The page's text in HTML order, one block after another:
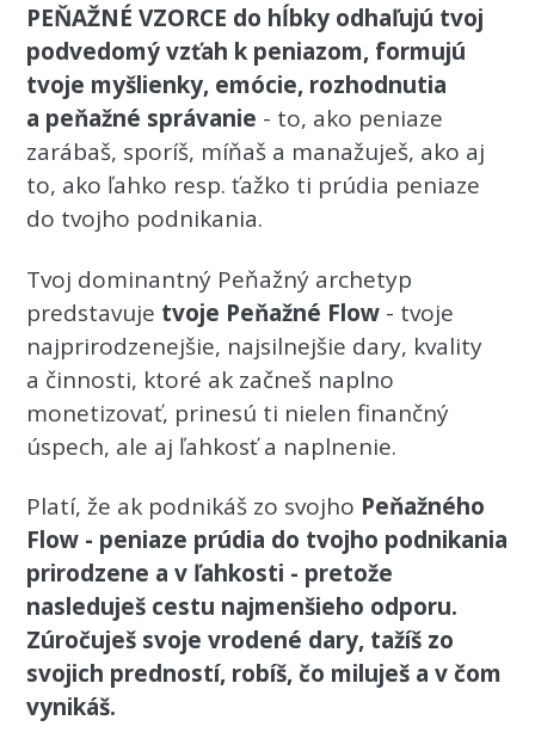
PEŇAŽNÉ VZORCE do hĺbky odhaľujú tvoj
podvedomý vzťah k peniazom, formujú
tvoje myšlienky, emócie, rozhodnutia
a peňažné správanie - to, ako peniaze
zarábaš, sporíš, míňaš a manažuješ, ako aj
to, ako ľahko resp. ťažko ti prúdia peniaze
do tvojho podnikania.
Tvoj dominantný Peňažný archetyp
predstavuje tvoje Peňažné Flow - tvoje
najprirodzenejšie, najsilnejšie dary, kvality
a činnosti, ktoré ak začneš naplno
monetizovať, prinesú ti nielen finančný
úspech, ale aj ľahkosť a naplnenie.
Platí, že ak podnikáš zo svojho Peňažného
Flow - peniaze prúdia do tvojho podnikania
prirodzene a v ľahkosti - pretože
nasleduješ cestu najmenšieho odporu.
Zúročuješ svoje vrodené dary, tažíš zo
svojich predností, robíš, čo miluješ a v čom
vynikáš.